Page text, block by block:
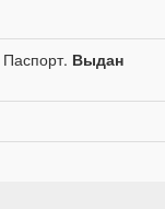
Выдан